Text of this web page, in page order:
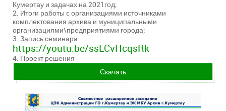
Кумертау и задачах на 2021год;
2. Итоги работы с организациями источниками
комплектования архива и муниципальными
организациями\предприятиями города;
3. Запись семинара
https://youtu.be/ssLCvHcqsRk
4. Проект решения
Скачать